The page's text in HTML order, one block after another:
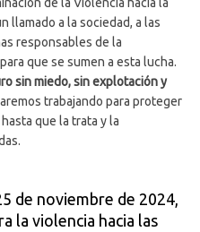
llamado a la sociedad, a las
responsables de la
que se sumen a esta lucha.
sin miedo, sin explotación y
trabajando para proteger
que la trata y la
de noviembre de 2024,
la violencia hacia las